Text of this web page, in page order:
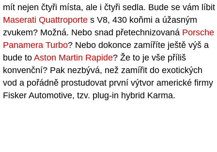
mít nejen čtyři místa, ale i čtyři sedla. Bude se vám líbit
Maserati Quattroporte s V8, 430 koňmi a úžasným
zvukem? Možná. Nebo snad přetechnizovaná Porsche
Panamera Turbo? Nebo dokonce zamíříte ještě výš a
bude to Aston Martin Rapide? Že to je vše příliš
konvenční? Pak nezbývá, než zamířit do exotických
vod a pořádně prostudovat první výtvor americké firmy
Fisker Automotive, tzv. plug-in hybrid Karma.